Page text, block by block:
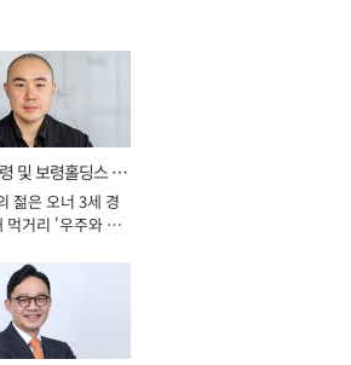
및 보령홀딩스 대
젊은 오너 3세 경
먹거리 '우주와 헬